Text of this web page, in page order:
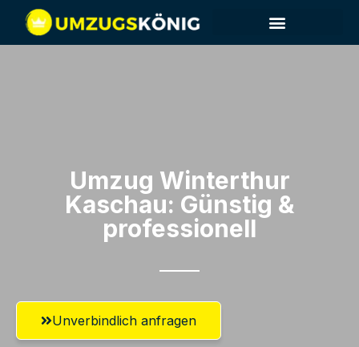
Umzug Winterthur​
Kaschau: Günstig &
professionell​
Unverbindlich anfragen